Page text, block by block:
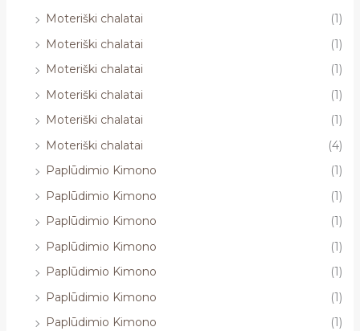
Moteriški chalatai
(1)
Moteriški chalatai
(1)
Moteriški chalatai
(1)
Moteriški chalatai
(1)
Moteriški chalatai
(1)
Moteriški chalatai
(4)
Paplūdimio Kimono
(1)
Paplūdimio Kimono
(1)
Paplūdimio Kimono
(1)
Paplūdimio Kimono
(1)
Paplūdimio Kimono
(1)
Paplūdimio Kimono
(1)
Paplūdimio Kimono
(1)